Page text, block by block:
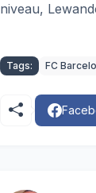
niveau,
Tags: FC